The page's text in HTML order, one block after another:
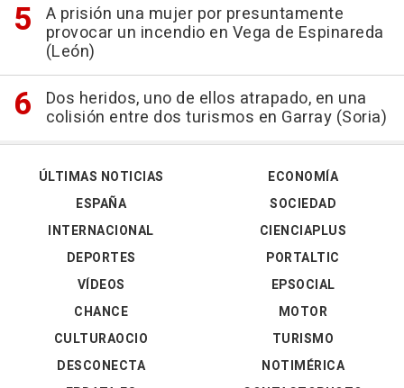
A prisión una mujer por presuntamente
provocar un incendio en Vega de Espinareda
(León)
Dos heridos, uno de ellos atrapado, en una
colisión entre dos turismos en Garray (Soria)
ÚLTIMAS NOTICIAS
ESPAÑA
INTERNACIONAL
DEPORTES
VÍDEOS
ECONOMÍA
SOCIEDAD
CIENCIAPLUS
PORTALTIC
EPSOCIAL
CHANCE
CULTURAOCIO
DESCONECTA
MOTOR
TURISMO
NOTIMÉRICA